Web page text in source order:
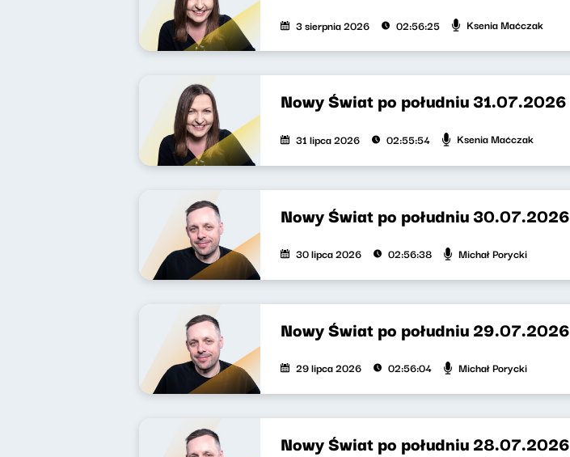
3 sierpnia 2026 02:56:25 Ksenia Maćczak
Nowy Świat po południu 31.07.2026
31 lipca 2026 02:55:54 Ksenia Maćczak
Nowy Świat po południu 30.07.2026
30 lipca 2026 02:56:38 Michał Porycki
Nowy Świat po południu 29.07.2026
29 lipca 2026 02:56:04 Michał Porycki
Nowy Świat po południu 28.07.2026